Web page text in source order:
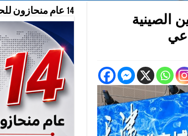
الصينية
14 عام منحازون للحقيقة …